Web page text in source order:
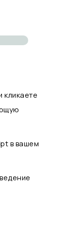
кликаете
в вашем